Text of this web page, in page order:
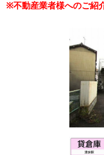
※不動産業者様へのご紹